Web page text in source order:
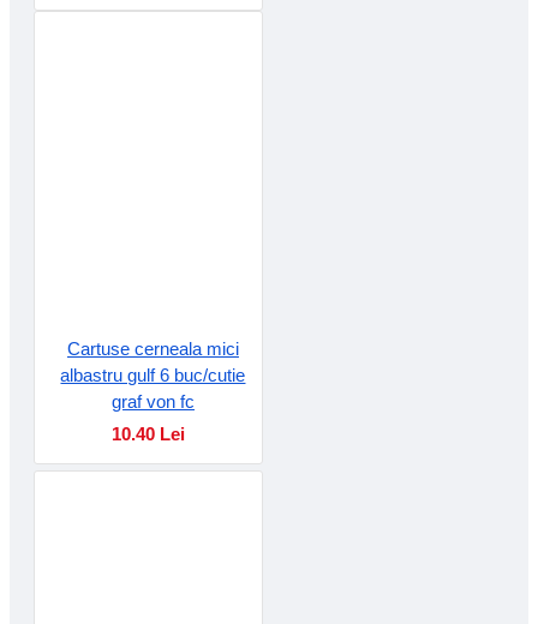
Cartuse cerneala mici
albastru gulf 6 buc/cutie
graf von fc
10.40 Lei